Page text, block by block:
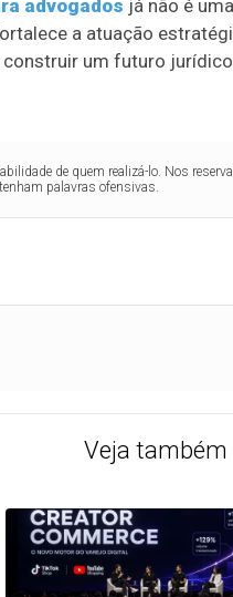
advogados já não é
a atuação
um futuro
de quem realizá-lo. Nos
palavras ofensivas.
Veja também